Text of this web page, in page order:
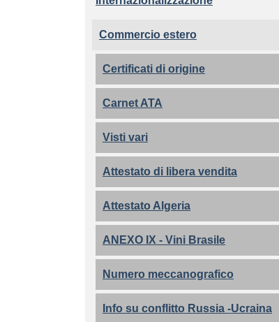
Commercio estero
Certificati di origine
Carnet ATA
Visti vari
Attestato di libera vendita
Attestato Algeria
ANEXO IX - Vini Brasile
Numero meccanografico
Info su conflitto Russia -Ucraina